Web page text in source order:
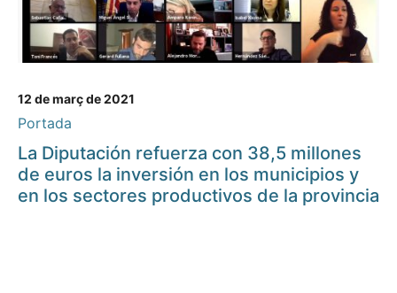
12 de març de 2021
Portada
La Diputación refuerza con 38,5 millones
de euros la inversión en los municipios y
en los sectores productivos de la provincia